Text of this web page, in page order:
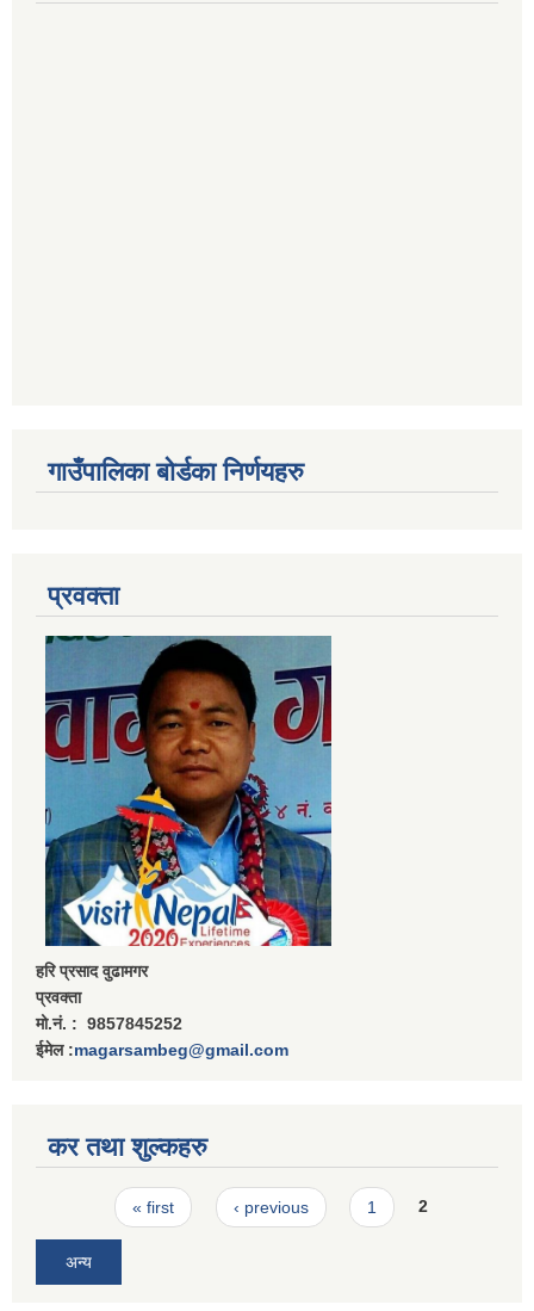
गाउँपालिका बोर्डका निर्णयहरु
प्रवक्ता
हरि प्रसाद वुढामगर
प्रवक्ता
मो.नं. : 9857845252
ईमेल :magarsambeg@gmail.com
कर तथा शुल्कहरु
Pages« first ‹ previous 1 2
अन्य